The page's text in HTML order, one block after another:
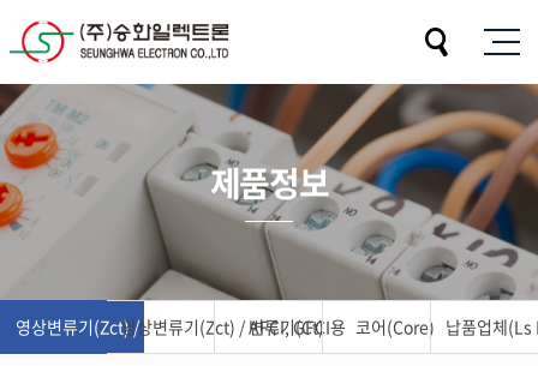
제품정보
영상변류기(Zct) / ELCB용영상변류기(Zct) / AFCI, GFCI용
변류기(Ct) 코어(Core) 납품업체